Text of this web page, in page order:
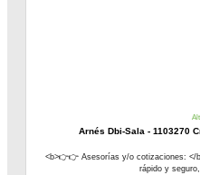
Arnés Dbi-Sala - 1103270
<b>👉👉 Asesorías y/o cotizaciones: </
rápido y